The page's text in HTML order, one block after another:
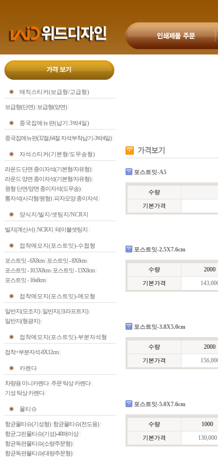
매직스티커(보급형/고급형)
보급형(단면)| 보급형(양면)|
중국집메뉴판(납기:3박4일)
중국집메뉴판(32절,64절 자석부착납기-3박4일)|
자석스티커(기본형/도무송형)
라운드 단면 종이자석(기본형/자유형)|
라운드 양면 종이자석(기본형/자유형)|
원형 단면/양면 종이자석(도무송)|
통자석(사각형/원형)| 피자모양 종이자석
양식지/빌지/셋팅지/NCR지
빌지(계산서)| NCR지 테이블셋팅지
접착메모지(포스트잇)-수첩형
포스트잇 - 6X8cm| 포스트잇 - 8X8cm|
포스트잇 - 10.5X8cm| 포스트잇 - 13X8cm|
포스트잇 - 16x8cm|
접착메모지(포스트잇)-메모형
일반지(모조지)| 일반지(크라프트지)|
일반지(형광지)|
접착메모지(포스트잇)-부분자석형
접착+부분자석-8X12cm|
카렌다
차량용 미니카렌다| 주문 탁상 카렌다|
기성 탁상 카렌다|
물티슈
항균물티슈(기성형)| 항균물티슈(전도용)|
항균그린물티슈(기성)-40매이상|
항균독판물티슈(소량주문형)|
항균독판물티슈(대량주문형)|
포스트잇-A5
수량
기본가격
포스트잇-2.5X7.6cm
수량
2000
기본가격
포스트잇-3.8X5.0cm
수량
2000
기본가격
포스트잇-5.0X7.6cm
수량
1000
기본가격
130,000